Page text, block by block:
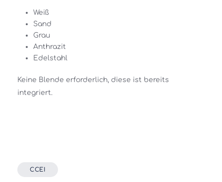
Weiß
Sand
Grau
Anthrazit
Edelstahl
Keine Blende erforderlich, diese ist bereits
integriert.
CCEI